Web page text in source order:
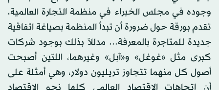
وجوده في مجلس الخبراء في منظمة التجارة العالمية،
تقدم بورقة حول ضرورة أن تبدأ المنظمة بصياغة اتفاقية
جديدة للمتاجرة بالمعرفة... مدللاً بذلك بوجود شركات
كبرى مثل «غوغل» و«آبل» وغيرهما، اللتين أصبحت
أصول كل منهما تتجاوز تريليون دولار، وهي أمثلة على